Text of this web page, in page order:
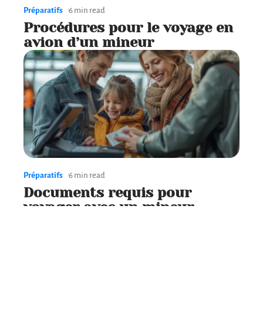
Préparatifs 6 min read
Procédures pour le voyage en
avion d’un mineur
Préparatifs 6 min read
Documents requis pour
voyager avec un mineur